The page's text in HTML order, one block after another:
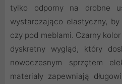
tylko odporny na drobne
wystarczająco elastyczny, by
czy pod meblami. Czarny
dyskretny wygląd, który
nowoczesnym sprzętem
materiały zapewniają